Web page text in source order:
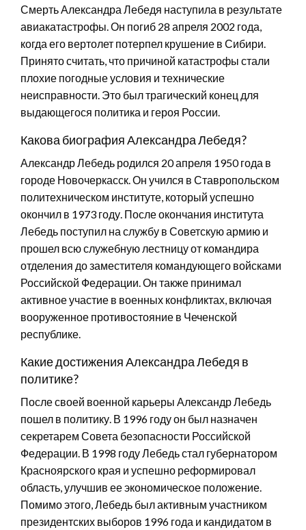
Смерть Александра Лебедя наступила в результате
авиакатастрофы. Он погиб 28 апреля 2002 года,
когда его вертолет потерпел крушение в Сибири.
Принято считать, что причиной катастрофы стали
плохие погодные условия и технические
неисправности. Это был трагический конец для
выдающегося политика и героя России.
Какова биография Александра Лебедя?
Александр Лебедь родился 20 апреля 1950 года в
городе Новочеркасск. Он учился в Ставропольском
политехническом институте, который успешно
окончил в 1973 году. После окончания института
Лебедь поступил на службу в Советскую армию и
прошел всю служебную лестницу от командира
отделения до заместителя командующего войсками
Российской Федерации. Он также принимал
активное участие в военных конфликтах, включая
вооруженное противостояние в Чеченской
республике.
Какие достижения Александра Лебедя в
политике?
После своей военной карьеры Александр Лебедь
пошел в политику. В 1996 году он был назначен
секретарем Совета безопасности Российской
Федерации. В 1998 году Лебедь стал губернатором
Красноярского края и успешно реформировал
область, улучшив ее экономическое положение.
Помимо этого, Лебедь был активным участником
президентских выборов 1996 года и кандидатом в